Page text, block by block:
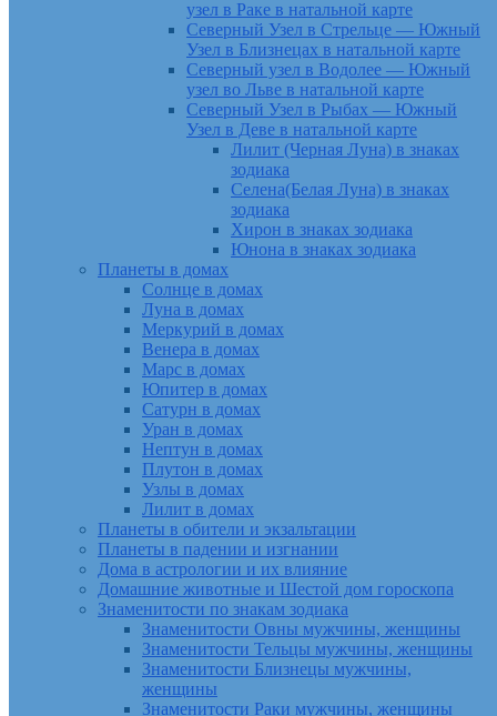
узел в Раке в натальной карте
Северный Узел в Стрельце — Южный
Узел в Близнецах в натальной карте
Северный узел в Водолее — Южный
узел во Льве в натальной карте
Северный Узел в Рыбах — Южный
Узел в Деве в натальной карте
Лилит (Черная Луна) в знаках
зодиака
Селена(Белая Луна) в знаках
зодиака
Хирон в знаках зодиака
Юнона в знаках зодиака
Планеты в домах
Солнце в домах
Луна в домах
Меркурий в домах
Венера в домах
Марс в домах
Юпитер в домах
Сатурн в домах
Уран в домах
Нептун в домах
Плутон в домах
Узлы в домах
Лилит в домах
Планеты в обители и экзальтации
Планеты в падении и изгнании
Дома в астрологии и их влияние
Домашние животные и Шестой дом гороскопа
Знаменитости по знакам зодиака
Знаменитости Овны мужчины, женщины
Знаменитости Тельцы мужчины, женщины
Знаменитости Близнецы мужчины,
женщины
Знаменитости Раки мужчины, женщины